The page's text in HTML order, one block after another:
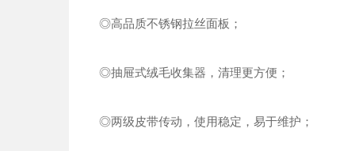
◎高品质不锈钢拉丝面板；
◎抽屉式绒毛收集器，清理更方便；
◎两级皮带传动，使用稳定，易于维护；